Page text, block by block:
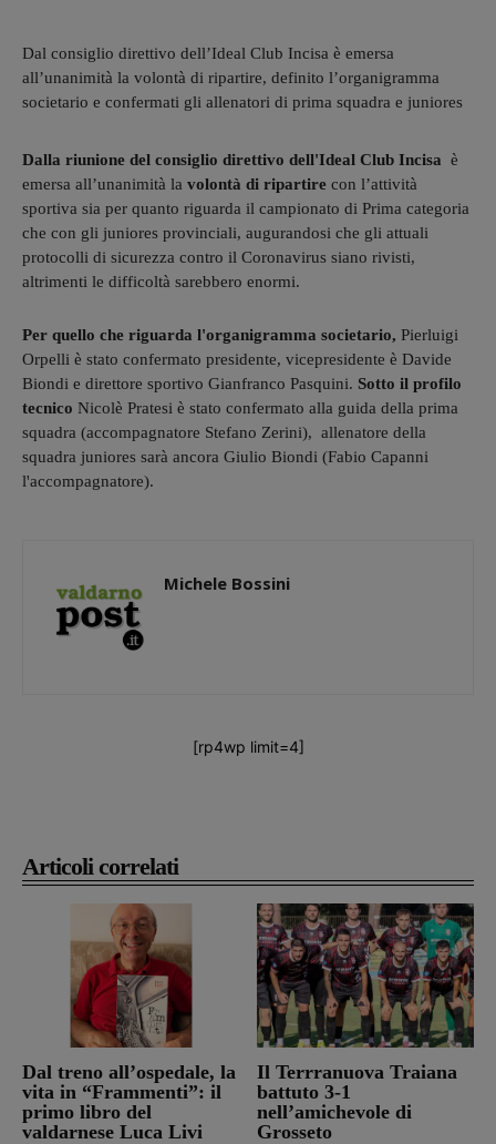
Articoli correlati
Dal treno all’ospedale, la
vita in “Frammenti”: il
primo libro del
valdarnese Luca Livi
Il Terrranuova Traiana
battuto 3-1
nell’amichevole di
Grosseto
Dal consiglio direttivo dell’Ideal Club Incisa è emersa
all’unanimità la volontà di ripartire, definito l’organigramma
societario e confermati gli allenatori di prima squadra e juniores
Dalla riunione del consiglio direttivo dell'Ideal Club Incisa è
emersa all’unanimità la volontà di ripartire con l’attività
sportiva sia per quanto riguarda il campionato di Prima categoria
che con gli juniores provinciali, augurandosi che gli attuali
protocolli di sicurezza contro il Coronavirus siano rivisti,
altrimenti le difficoltà sarebbero enormi.
Per quello che riguarda l'organigramma societario, Pierluigi
Orpelli è stato confermato presidente, vicepresidente è Davide
Biondi e direttore sportivo Gianfranco Pasquini. Sotto il profilo
tecnico Nicolè Pratesi è stato confermato alla guida della prima
squadra (accompagnatore Stefano Zerini), allenatore della
squadra juniores sarà ancora Giulio Biondi (Fabio Capanni
l'accompagnatore).
Michele Bossini
[rp4wp limit=4]